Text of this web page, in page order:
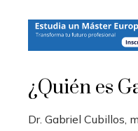
¿Quién es
Dr. Gabriel Cubillos,